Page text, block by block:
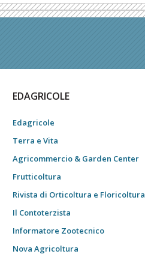
EDAGRICOLE
Edagricole
Terra e Vita
Agricommercio & Garden Center
Frutticoltura
Rivista di Orticoltura e Floricoltura
Il Contoterzista
Informatore Zootecnico
Nova Agricoltura